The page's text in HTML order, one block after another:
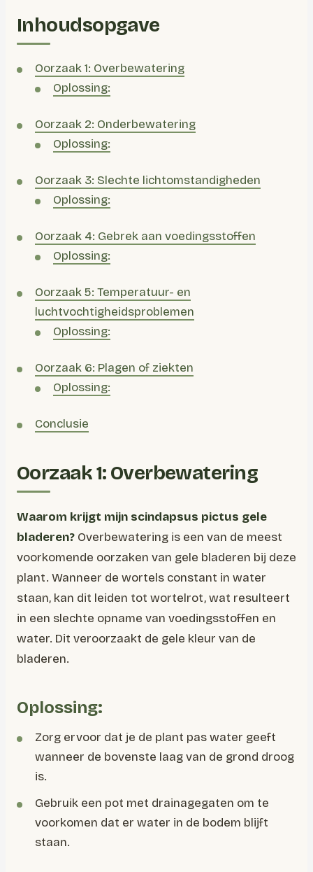
Inhoudsopgave
Oorzaak 1: Overbewatering
Oplossing:
Oorzaak 2: Onderbewatering
Oplossing:
Oorzaak 3: Slechte lichtomstandigheden
Oplossing:
Oorzaak 4: Gebrek aan voedingsstoffen
Oplossing:
Oorzaak 5: Temperatuur- en
luchtvochtigheidsproblemen
Oplossing:
Oorzaak 6: Plagen of ziekten
Oplossing:
Conclusie
Oorzaak 1: Overbewatering
Waarom krijgt mijn scindapsus pictus gele
bladeren? Overbewatering is een van de meest
voorkomende oorzaken van gele bladeren bij deze
plant. Wanneer de wortels constant in water
staan, kan dit leiden tot wortelrot, wat resulteert
in een slechte opname van voedingsstoffen en
water. Dit veroorzaakt de gele kleur van de
bladeren.
Oplossing:
Zorg ervoor dat je de plant pas water geeft
wanneer de bovenste laag van de grond droog
is.
Gebruik een pot met drainagegaten om te
voorkomen dat er water in de bodem blijft
staan.